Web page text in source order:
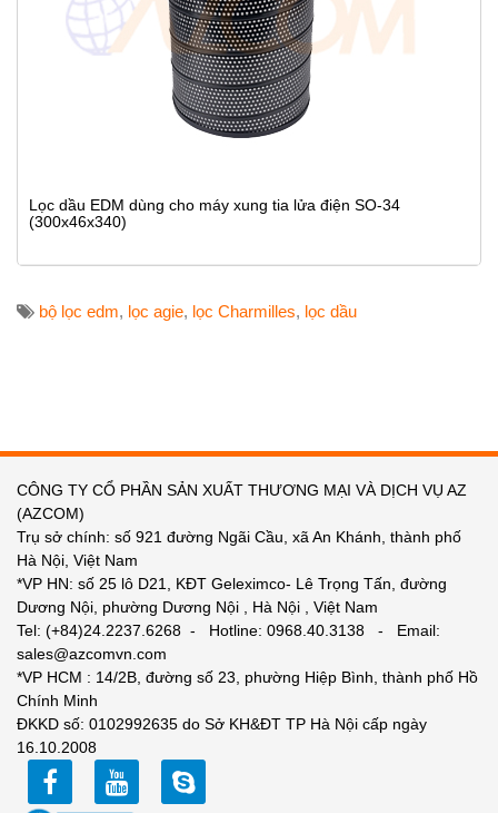
Lọc dầu EDM dùng cho máy xung tia lửa điện SO-34
(300x46x340)
bộ lọc edm, lọc agie, lọc Charmilles, lọc dầu
CÔNG TY CỔ PHẦN SẢN XUẤT THƯƠNG MẠI VÀ DỊCH VỤ AZ
(AZCOM)
Trụ sở chính: số 921 đường Ngãi Cầu, xã An Khánh, thành phố
Hà Nội, Việt Nam
*VP HN: số 25 lô D21, KĐT Geleximco- Lê Trọng Tấn, đường
Dương Nội, phường Dương Nội , Hà Nội , Việt Nam
Tel: (+84)24.2237.6268 - Hotline: 0968.40.3138 - Email:
sales@azcomvn.com
*VP HCM : 14/2B, đường số 23, phường Hiệp Bình, thành phố Hồ
Chính Minh
ĐKKD số: 0102992635 do Sở KH&ĐT TP Hà Nội cấp ngày
16.10.2008